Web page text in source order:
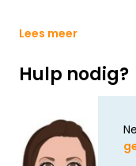
Lees meer
Hulp nodig?